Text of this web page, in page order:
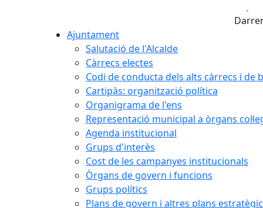
Ajuntament
Salutació de l'Alcalde
Càrrecs electes
Codi de conducta dels alts càrrecs i de
Cartipàs: organització política
Organigrama de l'ens
Representació municipal a òrgans
Agenda institucional
Grups d'interès
Cost de les campanyes institucionals
Òrgans de govern i funcions
Grups polítics
Plans de govern i altres plans